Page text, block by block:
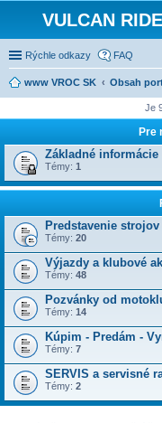
VULCAN
Rýchle odkazy FAQ
www VROC SK Obsah
Je
Pre
Základné informácie
Témy: 1
Predstavenie strojov
Témy: 20
Výjazdy a klubové
Témy: 48
Pozvánky od
Témy: 14
Kúpim - Predám -
Témy: 7
SERVIS a servisné
Témy: 2